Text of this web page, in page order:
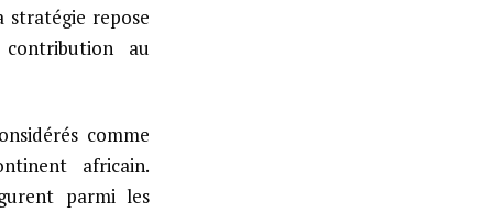
stratégie repose
au
comme
africain.
parmi les